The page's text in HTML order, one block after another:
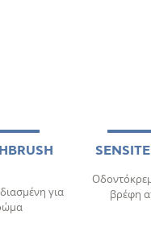
για
βρέφη